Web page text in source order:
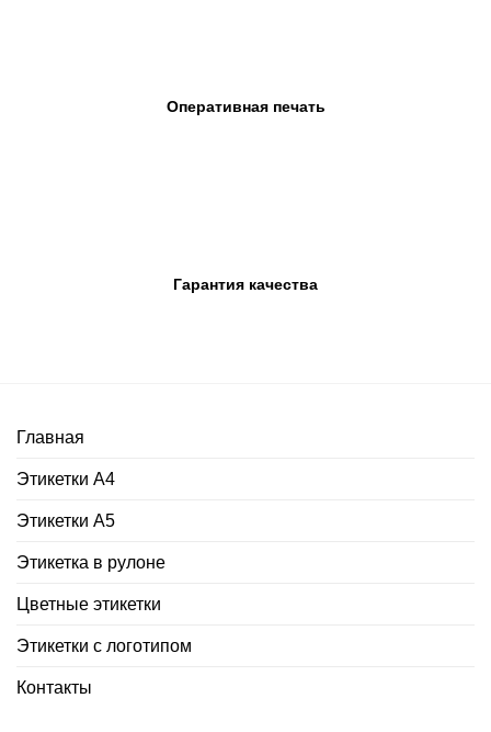
Оперативная печать
Гарантия качества
Главная
Этикетки А4
Этикетки А5
Этикетка в рулоне
Цветные этикетки
Этикетки с логотипом
Контакты